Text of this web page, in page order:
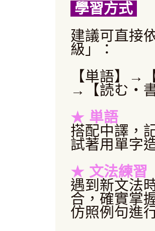
學習方式
建議可直接
級」：
【単語】→
→【読む・
★ 単語
搭配中譯，
試著用單字
★ 文法練習
遇到新文法
合，確實掌
仿照例句進